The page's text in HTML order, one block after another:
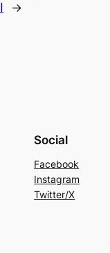
→
Social
Facebook
Instagram
Twitter/X